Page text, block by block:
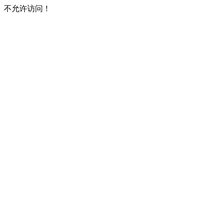
不允许访问！